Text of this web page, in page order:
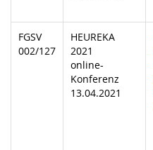
FGSV
002/127
HEUREKA
2021
online-
Konferenz
13.04.2021